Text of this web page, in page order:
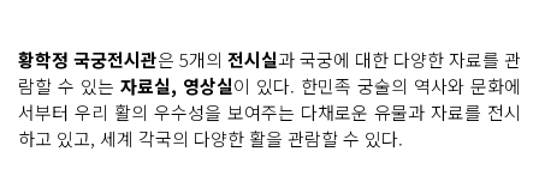
황학정 국궁전시관은 5개의 전시실과 국궁에 대한 다양한 자료를 관
람할 수 있는 자료실, 영상실이 있다. 한민족 궁술의 역사와 문화에
서부터 우리 활의 우수성을 보여주는 다채로운 유물과 자료를 전시
하고 있고, 세계 각국의 다양한 활을 관람할 수 있다.